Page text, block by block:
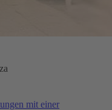
mit einer